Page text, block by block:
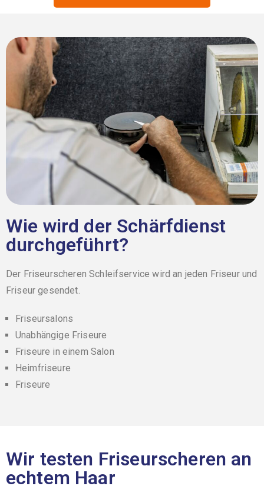
Wie wird der Schärfdienst
durchgeführt?
Der Friseurscheren Schleifservice wird an jeden Friseur und
Friseur gesendet.
Friseursalons
Unabhängige Friseure
Friseure in einem Salon
Heimfriseure
Friseure
Wir testen Friseurscheren an
echtem Haar